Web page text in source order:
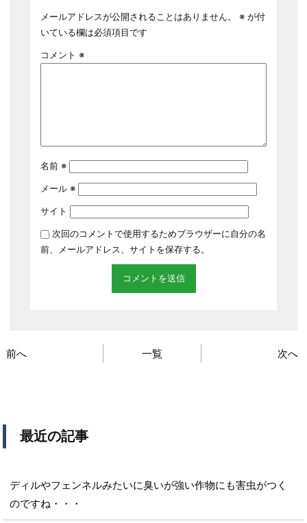
メールアドレスが公開されることはありません。 ※が付
いている欄は必須項目です
コメント ※
名前 ※
メール ※
サイト
次回のコメントで使用するためブラウザーに自分の名
前、メールアドレス、サイトを保存する。
前へ 一覧 次へ
最近の記事
ディルやフェンネルみたいに臭いが強い作物にも害虫がつく
のですね・・・